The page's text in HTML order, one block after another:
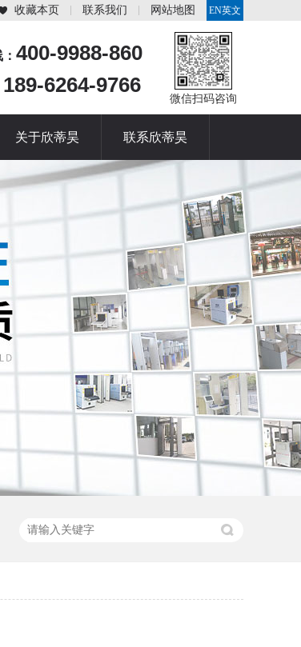
EN英文
站
收藏本页 联系我们 网站地图
400-9988-860
189-6264-9766
微信扫码咨询
关于欣蒂昊 联系欣蒂昊